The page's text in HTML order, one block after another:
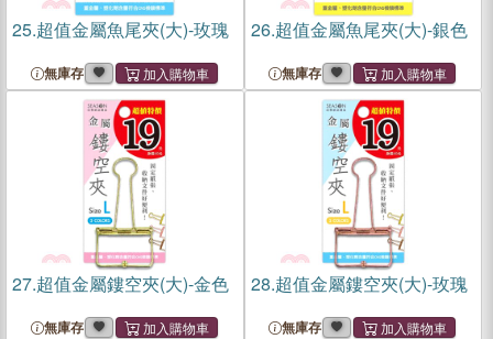
25.超值金屬魚尾夾(大)-玫瑰
無庫存
26.超值金屬魚尾夾(大)-銀色
無庫存
27.超值金屬鏤空夾(大)-金色
無庫存
28.超值金屬鏤空夾(大)-玫瑰
無庫存